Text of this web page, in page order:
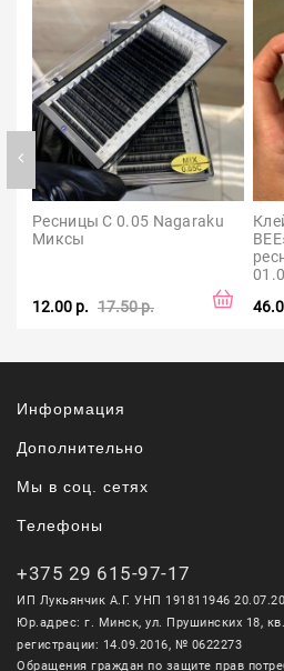
Ресницы С 0.05 Nagaraku
Миксы
12.00 р. 17.50 р.
Информация
Дополнительно
Мы в соц. сетях
Телефоны
+375 29 615-97-17
ИП Лукьянчик А.Г. УНП 191811946
Юр.адрес: г. Минск, ул. Прушинских 18,
регистрации: 14.09.2016, № 0622273
Обращения граждан по защите прав